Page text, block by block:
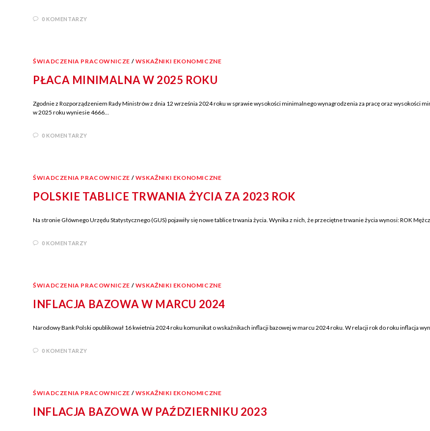
0 KOMENTARZY
ŚWIADCZENIA PRACOWNICZE / WSKAŹNIKI EKONOMICZNE
PŁACA MINIMALNA W 2025 ROKU
Zgodnie z Rozporządzeniem Rady Ministrów z dnia 12 września 2024 roku w sprawie wysokości minimalnego wynagrodzenia za pracę oraz wysokości
w 2025 roku wyniesie 4666…
0 KOMENTARZY
ŚWIADCZENIA PRACOWNICZE / WSKAŹNIKI EKONOMICZNE
POLSKIE TABLICE TRWANIA ŻYCIA ZA 2023 ROK
Na stronie Głównego Urzędu Statystycznego (GUS) pojawiły się nowe tablice trwania życia. Wynika z nich, że przeciętne trwanie życia wynosi: ROK
0 KOMENTARZY
ŚWIADCZENIA PRACOWNICZE / WSKAŹNIKI EKONOMICZNE
INFLACJA BAZOWA W MARCU 2024
Narodowy Bank Polski opublikował 16 kwietnia 2024 roku komunikat o wskaźnikach inflacji bazowej w marcu 2024 roku. W relacji rok do roku inflacja
0 KOMENTARZY
ŚWIADCZENIA PRACOWNICZE / WSKAŹNIKI EKONOMICZNE
INFLACJA BAZOWA W PAŹDZIERNIKU 2023